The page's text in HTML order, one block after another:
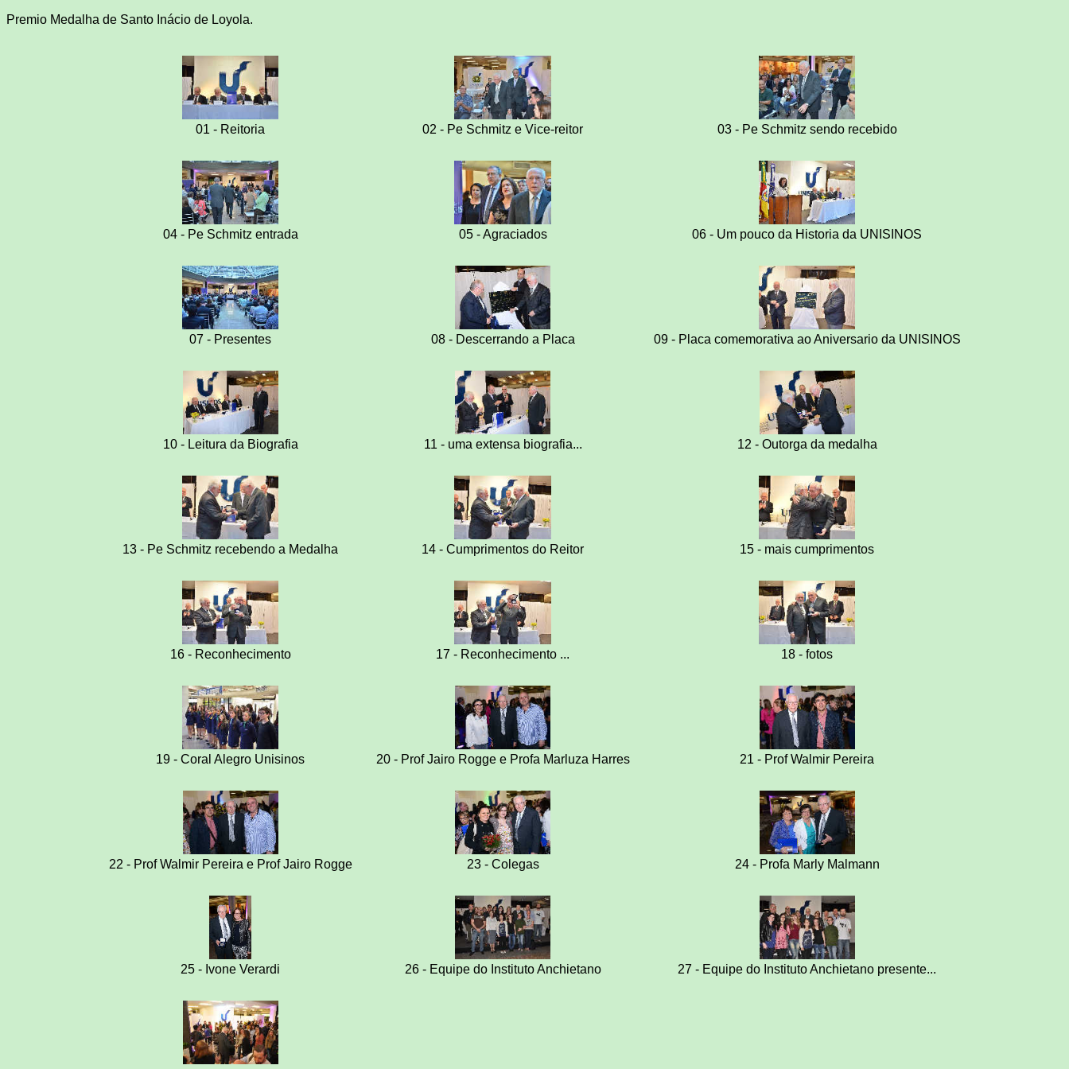
Premio Medalha de Santo Inácio de Loyola.
01 - Reitoria 02 - Pe Schmitz e Vice-reitor 03 - Pe Schmitz sendo recebido
04 - Pe Schmitz entrada 05 - Agraciados 06 - Um pouco da Historia da UNISINOS
07 - Presentes 08 - Descerrando a Placa 09 - Placa comemorativa ao Aniversario da UNISINOS
10 - Leitura da Biografia 11 - uma extensa biografia... 12 - Outorga da medalha
13 - Pe Schmitz recebendo a Medalha 14 - Cumprimentos do Reitor 15 - mais cumprimentos
16 - Reconhecimento 17 - Reconhecimento ... 18 - fotos
19 - Coral Alegro Unisinos 20 - Prof Jairo Rogge e Profa Marluza Harres 21 - Prof Walmir Pereira
22 - Prof Walmir Pereira e Prof Jairo Rogge 23 - Colegas 24 - Profa Marly Malmann
25 - Ivone Verardi 26 - Equipe do Instituto Anchietano 27 - Equipe do Instituto Anchietano presente...